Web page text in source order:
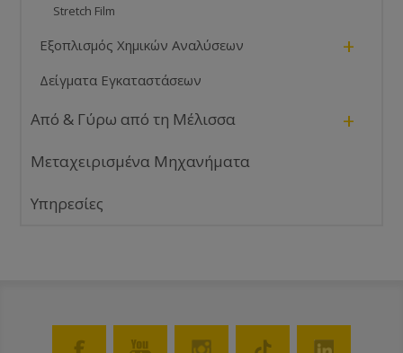
Stretch Film
Εξοπλισμός Χημικών Αναλύσεων +
Δείγματα Εγκαταστάσεων
Από & Γύρω από τη Μέλισσα +
Μεταχειρισμένα Μηχανήματα
Υπηρεσίες